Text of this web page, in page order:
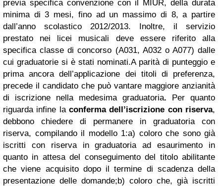
previa specifica convenzione con il MIUR, della durata
minima di 3 mesi, fino ad un massimo di 8, a partire
dall’anno scolastico 2012/2013. Inoltre, il servizio
prestato nei licei musicali deve essere riferito alla
specifica classe di concorso (A031, A032 o A077) dalle
cui graduatorie si è stati nominati.A parità di punteggio e
prima ancora dell’applicazione dei titoli di preferenza,
precede il candidato che può vantare maggiore anzianità
di iscrizione nella medesima graduatoria. Per quanto
riguarda infine la conferma dell’iscrizione con riserva,
debbono chiedere di permanere in graduatoria con
riserva, compilando il modello 1:a) coloro che sono già
iscritti con riserva in graduatoria ad esaurimento in
quanto in attesa del conseguimento del titolo abilitante
che viene acquisito dopo il termine di scadenza della
presentazione delle domande;b) coloro che, già iscritti